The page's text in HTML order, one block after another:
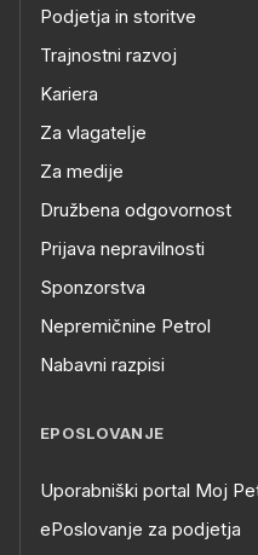
Podjetja in storitve
Trajnostni razvoj
Kariera
Za vlagatelje
Za medije
Družbena odgovornost
Prijava nepravilnosti
Sponzorstva
Nepremičnine Petrol
Nabavni razpisi
EPOSLOVANJE
Uporabniški portal Moj
ePoslovanje za podjetja